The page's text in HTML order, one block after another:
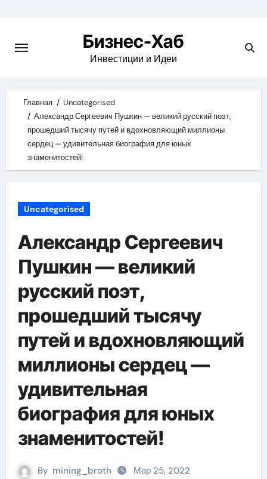
content
Бизнес-Хаб
Инвестиции и Идеи
Главная
Uncategorised
Александр Сергеевич Пушкин — великий русский поэт,
прошедший тысячу путей и вдохновляющий миллионы
сердец — удивительная биография для юных
знаменитостей!
Uncategorised
Александр Сергеевич
Пушкин — великий
русский поэт,
прошедший тысячу
путей и вдохновляющий
миллионы сердец —
удивительная
биография для юных
знаменитостей!
By mining_broth Мар 25, 2022